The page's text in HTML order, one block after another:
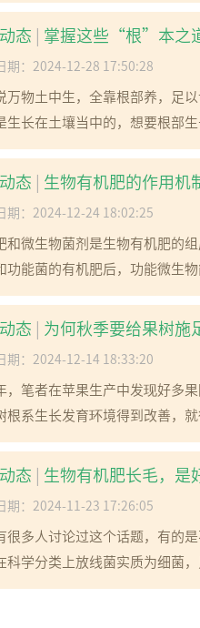
态 | 掌握这些“根”本之
期：2024-12-28 17:50:28
万物土中生，全靠根部养，足
生长在土壤当中的，想要根部
态 | 生物有机肥的作用机
期：2024-12-24 18:02:25
和微生物菌剂是生物有机肥的
功能菌的有机肥后，功能微生
态 | 为何秋季要给果树施
期：2024-12-14 18:33:20
，笔者在苹果生产中发现好多
根系生长发育环境得到改善，
态 | 生物有机肥长毛，是
期：2024-11-23 17:26:05
很多人讨论过这个话题，有的
科学分类上放线菌实质为细菌